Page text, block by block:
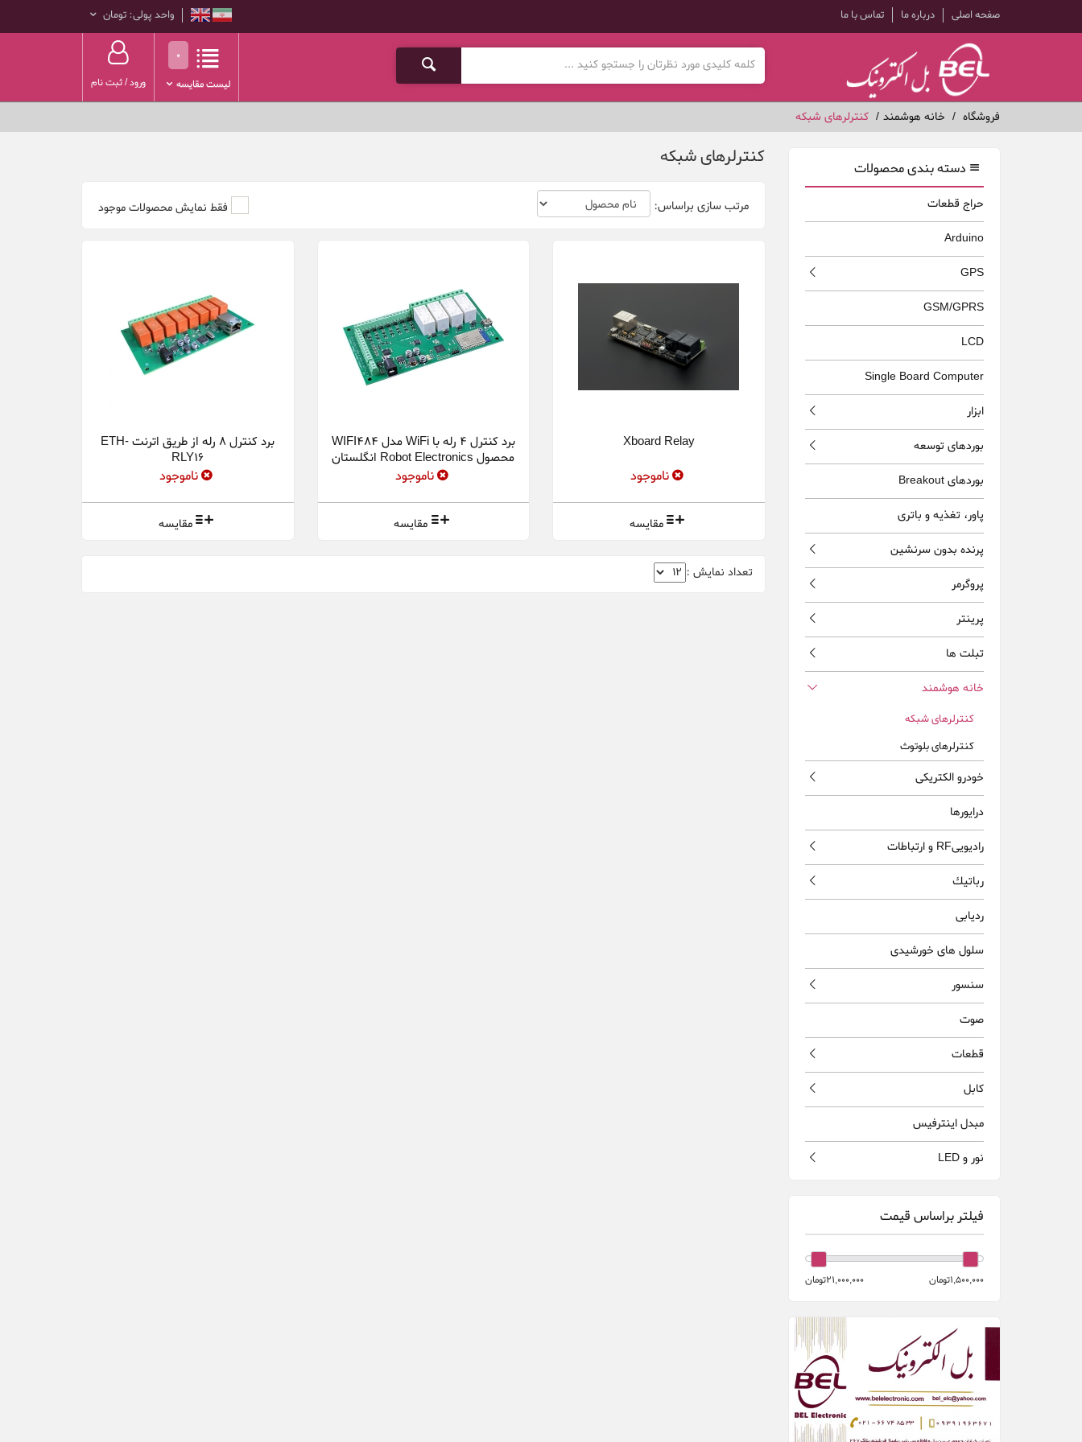
صفحه اصلی درباره ما تماس با ما واحد پولی: تومان
ورود/ثبت نام
0
لیست مقایسه
فروشگاه خانه هوشمند كنترلرهای شبكه
دسته بندی محصولات
حراج قطعات
Arduino
GPS
GSM/GPRS
LCD
Single Board Computer
ابزار
بوردهای توسعه
بوردهای Breakout
پاور، تغذيه و باتری
پرنده بدون سرنشين
پروگرمر
پرینتر
تبلت ها
خانه هوشمند
كنترلرهای شبكه
کنترلرهای بلوتوث
خودرو الکتریکی
درایورها
راديويیRF و ارتباطات
رباتيك
ردیابی
سلول های خورشیدی
سنسور
صوت
قطعات
كابل
مبدل اينترفيس
نور و LED
فیلتر براساس قیمت
1,500,000تومان 21,000,000تومان
كنترلرهای شبكه
مرتب سازی براساس: فقط نمایش محصولات موجود
Xboard Relay
ناموجود
مقایسه
برد کنترل 4 رله با WiFi مدل WIFI484
محصول Robot Electronics انگلستان
ناموجود
مقایسه
برد کنترل 8 رله از طریق اترنت ETH-
RLY16
ناموجود
مقایسه
تعداد نمایش :